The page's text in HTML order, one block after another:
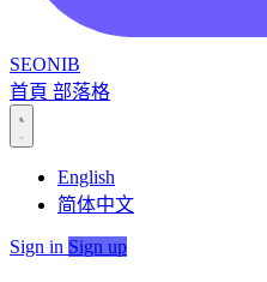
SEONIB
首頁 部落格
English
简体中文
Sign in Sign up